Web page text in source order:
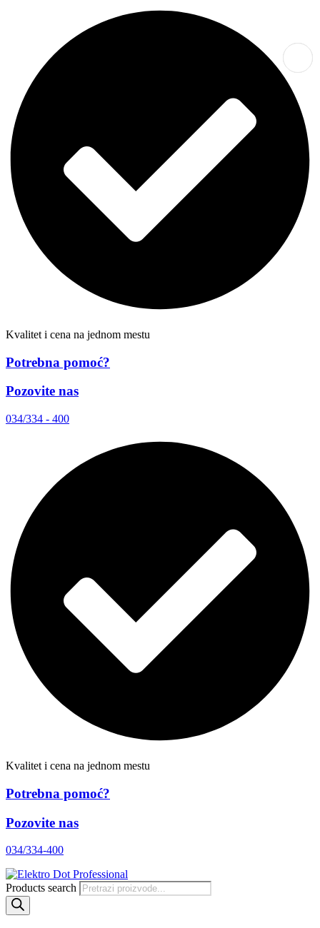
Kvalitet i cena na jednom mestu
Potrebna pomoć?
Pozovite nas
034/334 - 400
Kvalitet i cena na jednom mestu
Potrebna pomoć?
Pozovite nas
034/334-400
Products search